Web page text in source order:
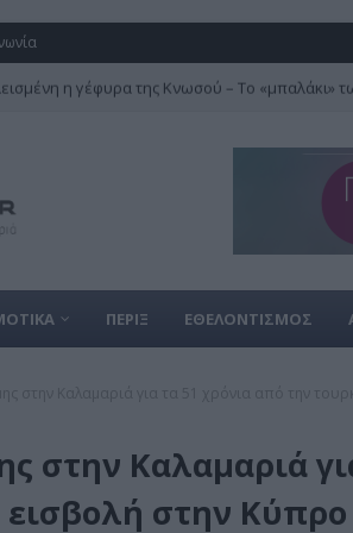
η γέφυρα της Κνωσού – Το «μπαλάκι»
ΠΕΡΙΞ ΕΘΕΛΟΝΤΙΣΜΟΣ
στην Καλαμαριά
στην